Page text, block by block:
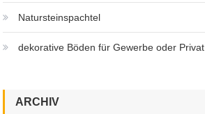
Natursteinspachtel
dekorative Böden für Gewerbe oder Privat
ARCHIV